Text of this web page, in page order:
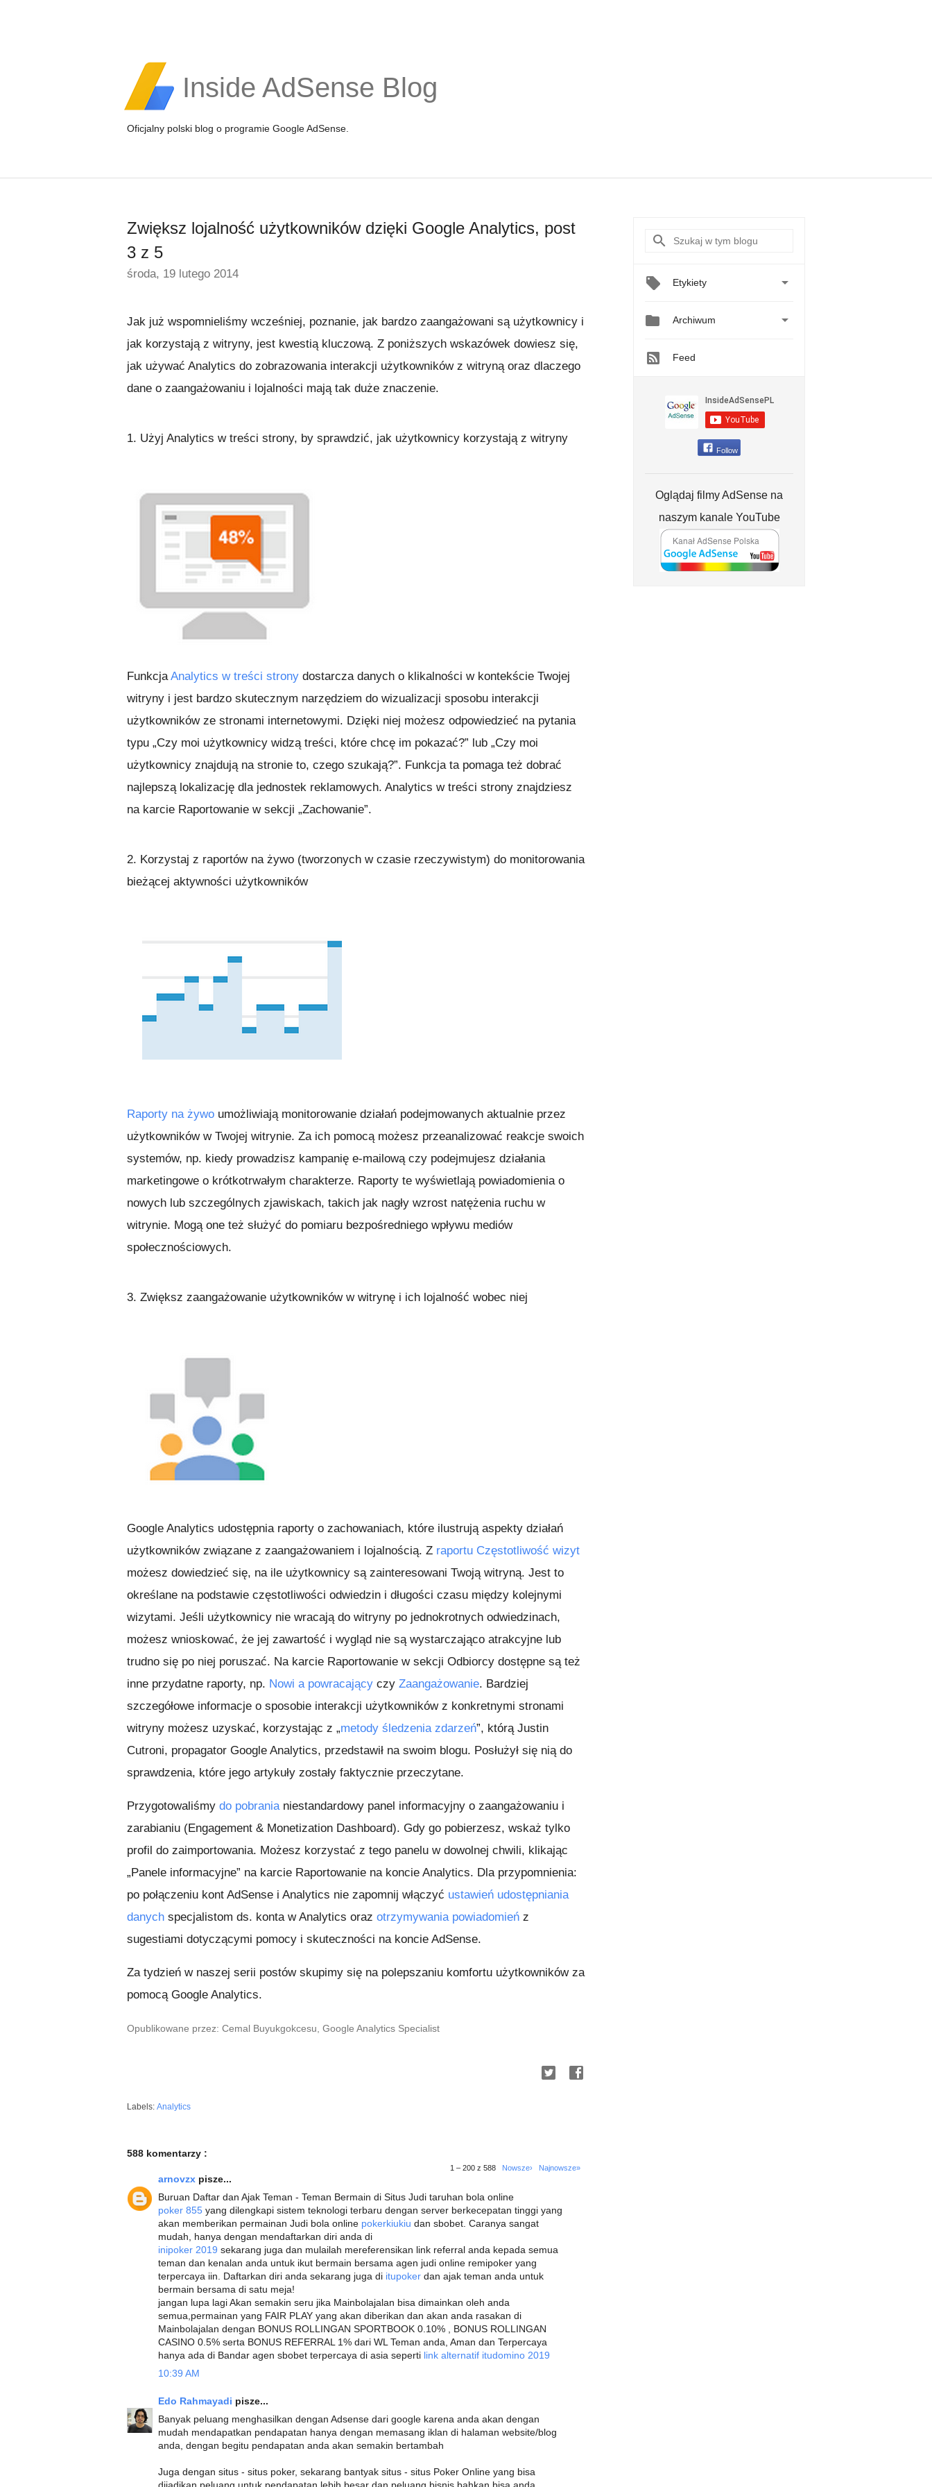
Inside AdSense Blog
Oficjalny polski blog o programie Google AdSense.
Zwiększ lojalność użytkowników dzięki Google Analytics, post
3 z 5
środa, 19 lutego 2014
Jak już wspomnieliśmy wcześniej, poznanie, jak bardzo zaangażowani są użytkownicy i
jak korzystają z witryny, jest kwestią kluczową. Z poniższych wskazówek dowiesz się,
jak używać Analytics do zobrazowania interakcji użytkowników z witryną oraz dlaczego
dane o zaangażowaniu i lojalności mają tak duże znaczenie.
1. Użyj Analytics w treści strony, by sprawdzić, jak użytkownicy korzystają z witryny
FunkcjaAnalytics w treści strony dostarcza danych o klikalności w kontekście Twojej
witryny i jest bardzo skutecznym narzędziem do wizualizacji sposobu interakcji
użytkowników ze stronami internetowymi. Dzięki niej możesz odpowiedzieć na pytania
typu „Czy moi użytkownicy widzą treści, które chcę im pokazać?” lub „Czy moi
użytkownicy znajdują na stronie to, czego szukają?”. Funkcja ta pomaga też dobrać
najlepszą lokalizację dla jednostek reklamowych. Analytics w treści strony znajdziesz
na karcie Raportowanie w sekcji „Zachowanie”.
2. Korzystaj z raportów na żywo (tworzonych w czasie rzeczywistym) do monitorowania
bieżącej aktywności użytkowników
Raporty na żywo umożliwiają monitorowanie działań podejmowanych aktualnie przez
użytkowników w Twojej witrynie. Za ich pomocą możesz przeanalizować reakcje swoich
systemów, np. kiedy prowadzisz kampanię e-mailową czy podejmujesz działania
marketingowe o krótkotrwałym charakterze. Raporty te wyświetlają powiadomienia o
nowych lub szczególnych zjawiskach, takich jak nagły wzrost natężenia ruchu w
witrynie. Mogą one też służyć do pomiaru bezpośredniego wpływu mediów
społecznościowych.
3. Zwiększ zaangażowanie użytkowników w witrynę i ich lojalność wobec niej
Google Analytics udostępnia raporty o zachowaniach, które ilustrują aspekty działań
użytkowników związane z zaangażowaniem i lojalnością. Z raportu Częstotliwość wizyt
możesz dowiedzieć się, na ile użytkownicy są zainteresowani Twoją witryną. Jest to
określane na podstawie częstotliwości odwiedzin i długości czasu między kolejnymi
wizytami. Jeśli użytkownicy nie wracają do witryny po jednokrotnych odwiedzinach,
możesz wnioskować, że jej zawartość i wygląd nie są wystarczająco atrakcyjne lub
trudno się po niej poruszać. Na karcie Raportowanie w sekcji Odbiorcy dostępne są też
inne przydatne raporty, np. Nowi a powracający czy Zaangażowanie. Bardziej
szczegółowe informacje o sposobie interakcji użytkowników z konkretnymi stronami
witryny możesz uzyskać, korzystając z „metody śledzenia zdarzeń”, którą Justin
Cutroni, propagator Google Analytics, przedstawił na swoim blogu. Posłużył się nią do
sprawdzenia, które jego artykuły zostały faktycznie przeczytane.
Przygotowaliśmy do pobranianiestandardowy panel informacyjny o zaangażowaniu i
zarabianiu (Engagement & Monetization Dashboard). Gdy go pobierzesz, wskaż tylko
profil do zaimportowania. Możesz korzystać z tego panelu w dowolnej chwili, klikając
„Panele informacyjne” na karcie Raportowanie na koncie Analytics. Dla przypomnienia:
po połączeniu kont AdSense i Analytics nie zapomnij włączyć ustawień udostępniania
danych specjalistom ds. konta w Analytics oraz otrzymywania powiadomień z
sugestiami dotyczącymi pomocy i skuteczności na koncie AdSense.
Za tydzień w naszej serii postów skupimy się na polepszaniu komfortu użytkowników za
pomocą Google Analytics.
Opublikowane przez: Cemal Buyukgokcesu, Google Analytics Specialist
Labels: Analytics
588 komentarzy :
1 – 200 z 588 Nowsze› Najnowsze»
arnovzx pisze...
Buruan Daftar dan Ajak Teman - Teman Bermain di Situs Judi taruhan bola online
poker 855 yang dilengkapi sistem teknologi terbaru dengan server berkecepatan tinggi yang
akan memberikan permainan Judi bola online pokerkiukiu dan sbobet. Caranya sangat
mudah, hanya dengan mendaftarkan diri anda di
inipoker 2019 sekarang juga dan mulailah mereferensikan link referral anda kepada semua
teman dan kenalan anda untuk ikut bermain bersama agen judi online remipoker yang
terpercaya iin. Daftarkan diri anda sekarang juga di itupoker dan ajak teman anda untuk
bermain bersama di satu meja!
jangan lupa lagi Akan semakin seru jika Mainbolajalan bisa dimainkan oleh anda
semua,permainan yang FAIR PLAY yang akan diberikan dan akan anda rasakan di
Mainbolajalan dengan BONUS ROLLINGAN SPORTBOOK 0.10% , BONUS ROLLINGAN
CASINO 0.5% serta BONUS REFERRAL 1% dari WL Teman anda, Aman dan Terpercaya
hanya ada di Bandar agen sbobet terpercaya di asia seperti link alternatif itudomino 2019
10:39 AM
Edo Rahmayadi pisze...
Banyak peluang menghasilkan dengan Adsense dari google karena anda akan dengan
mudah mendapatkan pendapatan hanya dengan memasang iklan di halaman website/blog
anda, dengan begitu pendapatan anda akan semakin bertambah
Juga dengan situs - situs poker, sekarang bantyak situs - situs Poker Online yang bisa
Etykiety 
 Archiwum 
Feed
Follow
Oglądaj filmy AdSense na
naszym kanale YouTube